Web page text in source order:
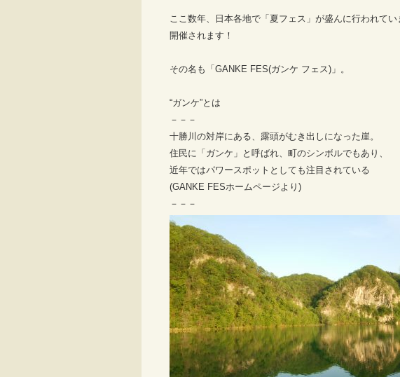
ここ数年、日本各地で「夏フェス」が盛んに行われて
開催されます！
その名も「GANKE FES(ガンケ フェス)」。
“ガンケ”とは
－－－
十勝川の対岸にある、露頭がむき出しになった崖。
住民に「ガンケ」と呼ばれ、町のシンボルでもあり、
近年ではパワースポットとしても注目されている
(GANKE FESホームページより)
－－－